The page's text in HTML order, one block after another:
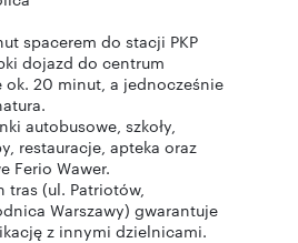
spacerem do stacji PKP
dojazd do centrum
ok. 20 minut, a jednocześnie
autobusowe, szkoły,
restauracje, apteka oraz
Ferio Wawer.
tras (ul. Patriotów,
Warszawy) gwarantuje
z innymi dzielnicami.